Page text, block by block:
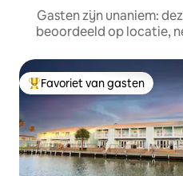
Gasten zijn unaniem:
beoordeeld op locatie,
Topfavoriet van gasten
Favoriet van gasten